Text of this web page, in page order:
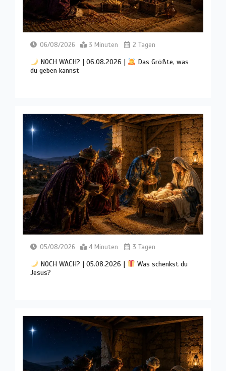
06/08/2026 3 Minuten 2 Tagen
NOCH WACH? | 06.08.2026 |
Das Größte, was
du geben kannst
05/08/2026 4 Minuten 3 Tagen
NOCH WACH? | 05.08.2026 |
Was schenkst du
Jesus?